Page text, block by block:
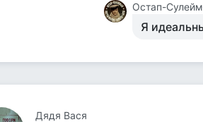
Остап-
Я
Дядя Вася